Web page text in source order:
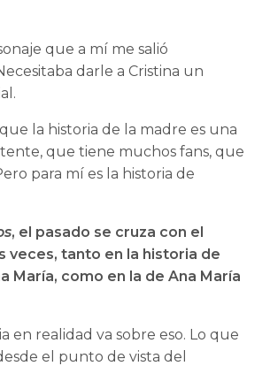
que a mí me salió
darle a Cristina un
la historia de la madre es una
que tiene muchos fans, que
para mí es la historia de
, el pasado se cruza con el
veces, tanto en la historia de
María, como en la de Ana María
en realidad va sobre eso. Lo que
el punto de vista del